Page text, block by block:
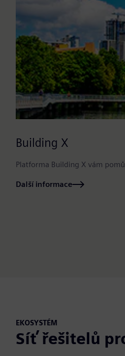
Building X
Platforma Building X vám
Další informace
EKOSYSTÉM
Síť řešitelů